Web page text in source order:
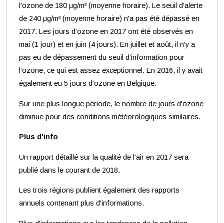
l'ozone de 180 μg/m³ (moyenne horaire). Le seuil d'alerte
de 240 μg/m³ (moyenne horaire) n'a pas été dépassé en
2017. Les jours d’ozone en 2017 ont été observés en
mai (1 jour) et en juin (4 jours). En juillet et août, il n'y a
pas eu de dépassement du seuil d’information pour
l’ozone, ce qui est assez exceptionnel. En 2016, il y avait
également eu 5 jours d'ozone en Belgique.
Sur une plus longue période, le nombre de jours d'ozone
diminue pour des conditions météorologiques similaires.
Plus d'info
Un rapport détaillé sur la qualité de l'air en 2017 sera
publié dans le courant de 2018.
Les trois régions publient également des rapports
annuels contenant plus d'informations.